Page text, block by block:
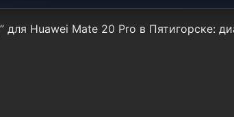
для Huawei Mate 20 Pro в Пятигорске: